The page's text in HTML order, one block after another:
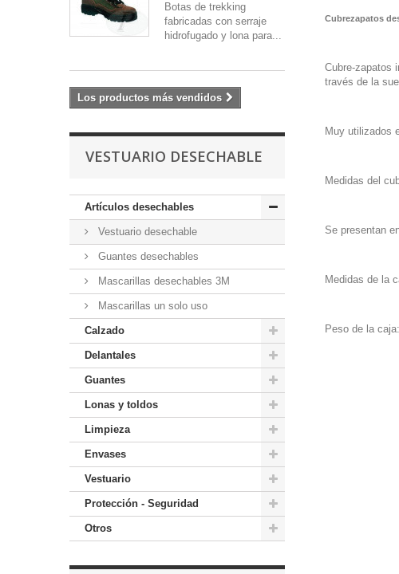
Botas de trekking
fabricadas con serraje
hidrofugado y lona para...
Los productos más vendidos
VESTUARIO DESECHABLE
Artículos desechables
Vestuario desechable
Guantes desechables
Mascarillas desechables 3M
Mascarillas un solo uso
Calzado
Delantales
Guantes
Lonas y toldos
Limpieza
Envases
Vestuario
Protección - Seguridad
Otros
Cubrezapatos
Cubre-zapatos
través de la
Muy utilizados
Medidas del
Se presentan
Medidas de la
Peso de la